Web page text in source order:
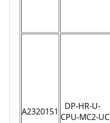
A2320151
DP-HR-U-
CPU-MC2-UC